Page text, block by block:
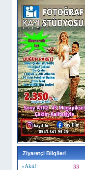
Ziyaretçi Bilgileri
»Aktif
33